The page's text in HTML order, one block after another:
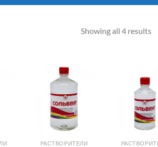
Showing all 4 results
РАСТВОРИТЕЛИ